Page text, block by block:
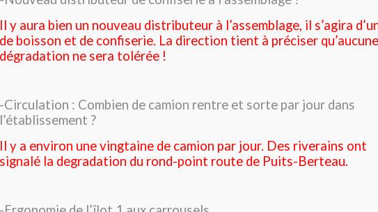
Il y aura bien un nouveau distributeur à l’assemblage, il s’agira
de boisson et de confiserie. La direction tient à préciser qu’aucune
dégradation ne sera tolérée !
-Circulation : Combien de camion rentre et sorte par jour dans
l’établissement ?
Il y a environ une vingtaine de camion par jour. Des riverains ont
signalé la degradation du rond-point route de Puits-Berteau.